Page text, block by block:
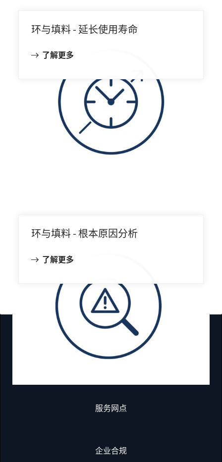
环与填料 - 延长使用寿命
了解更多
环与填料 - 根本原因分析
了解更多
往复式压缩机部件
服务网点
企业合规